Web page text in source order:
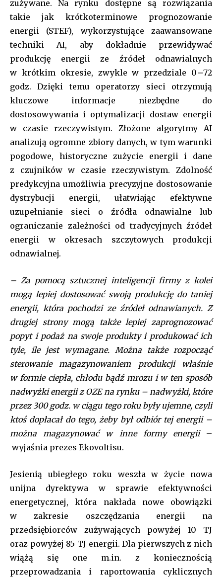
Join our community of
SUBSCRIBERS and be part of the
conversation.
To subscribe, simply enter your email address on our website
your privacy and won't spam your inbox. Your information is
safe with us.
[tds_leads input_placeholder=”Your email address”
btn_horiz_align=”content-horiz-center” pp_checkbox=”yes”
f_title_font_family=”tt-primary-font_global” btn_color=”#ffffff”
all_btn_border_color=”var(–tt-primary-color)” btn_bg=”var(–tt-
primary-color)” btn_bg_h=”var(–tt-accent-color)”
f_pp_font_family=”tt-extra_global” f_btn_font_family=”tt-
extra_global” f_btn_font_weight=”500″
f_btn_font_transform=”uppercase” f_input_font_family=”tt-
gap=”10″ f_msg_font_family=”tt-extra_global”
input_border=”1″
pp_check_border_color=”var(–tt-primary-color)”
pp_check_border_color_c=”var(–tt-primary-color)”
pp_check_bg=”#ffffff” pp_check_bg_c=”var(–tt-primary-
color)” pp_check_square=”var(–tt-primary-color)”
pp_check_color=”var(–tt-primary-color)”
pp_check_color_a=”var(–tt-hover)” pp_check_color_a_h=”var(–
tt-accent-color)” f_btn_font_size=”13″
f_btn_font_line_height=”1.2″ f_btn_font_spacing=”0.5″
btn_border_color_h=”var(–tt-accent-color)”
btn_color_h=”#ffffff” f_unsub_font_family=”tt-extra_global”
f_input_font_line_height=”1.2″ input_color=”var(–tt-primary-
color)” input_place_color=”var(–tt-gray-dark)”
input_border_color=”var(–tt-primary-color)”
input_border_color_f=”var(–tt-primary-color)”
f_pp_font_line_height=”1.2″
btn_padd=”eyJhbGwiOiIyMiIsInBvcnRyYWl0IjoiMTQifQ==”]
[td_block_social_counter style=”style7 td-social-boxed”
manual_count_instagram=”32111″ instagram=”#” twitch=”#”
manual_count_twitch=”11243″ tiktok=”#”
primary-font_global” f_counters_font_family=”tt-primary-
font_global”
zużywane. Na rynku dostępne są rozwiązania
takie jak krótkoterminowe prognozowanie
energii (STEF), wykorzystujące zaawansowane
techniki AI, aby dokładnie przewidywać
produkcję energii ze źródeł odnawialnych
w krótkim okresie, zwykle w przedziale 0–72
godz. Dzięki temu operatorzy sieci otrzymują
kluczowe informacje niezbędne do
dostosowywania i optymalizacji dostaw energii
w czasie rzeczywistym. Złożone algorytmy AI
analizują ogromne zbiory danych, w tym warunki
pogodowe, historyczne zużycie energii i dane
z czujników w czasie rzeczywistym. Zdolność
predykcyjna umożliwia precyzyjne dostosowanie
dystrybucji energii, ułatwiając efektywne
uzupełnianie sieci o źródła odnawialne lub
ograniczanie zależności od tradycyjnych źródeł
energii w okresach szczytowych produkcji
odnawialnej.
– Za pomocą sztucznej inteligencji firmy z kolei
mogą lepiej dostosować swoją produkcję do taniej
energii, która pochodzi ze źródeł odnawianych. Z
drugiej strony mogą także lepiej zaprognozować
popyt i podaż na swoje produkty i produkować ich
tyle, ile jest wymagane. Można także rozpocząć
sterowanie magazynowaniem produkcji właśnie
w formie ciepła, chłodu bądź mrozu i w ten sposób
nadwyżki energii z OZE na rynku – nadwyżki, które
przez 300 godz. w ciągu tego roku były ujemne, czyli
ktoś dopłacał do tego, żeby był odbiór tej energii –
można magazynować w inne formy energii –
wyjaśnia prezes Ekovoltisu.
Jesienią ubiegłego roku weszła w życie nowa
unijna dyrektywa w sprawie efektywności
energetycznej, która nakłada nowe obowiązki
w zakresie oszczędzania energii na
przedsiębiorców zużywających powyżej 10 TJ
oraz powyżej 85 TJ energii. Dla pierwszych z nich
wiążą się one m.in. z koniecznością
przeprowadzania i raportowania cyklicznych